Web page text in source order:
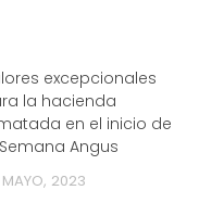
excepcionales
la hacienda
en el inicio de
Angus
2023